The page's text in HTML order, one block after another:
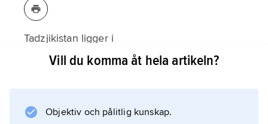
Tadzjikistan ligger i
Centralasien
Vill du komma åt hela artikeln?
Objektiv och pålitlig kunskap.